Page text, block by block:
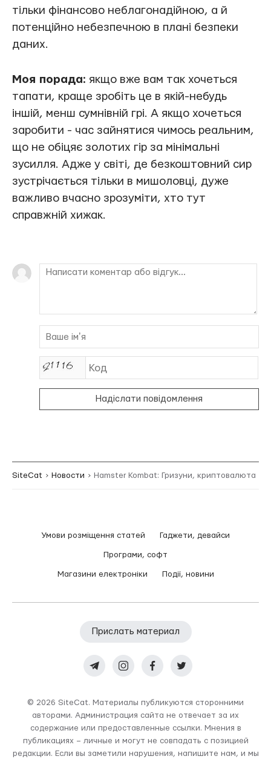
тільки фінансово неблагонадійною, а й
потенційно небезпечною в плані безпеки
даних.
Моя порада: якщо вже вам так хочеться
тапати, краще зробіть це в якій-небудь
іншій, менш сумнівній грі. А якщо хочеться
заробити - час зайнятися чимось реальним,
що не обіцяє золотих гір за мінімальні
зусилля. Адже у світі, де безкоштовний сир
зустрічається тільки в мишоловці, дуже
важливо вчасно зрозуміти, хто тут
справжній хижак.
Надіслати повідомлення
SiteCat Новости Hamster Kombat: Гризуни, криптовалюта
Умови розміщення статей Гаджети, девайси
Програми, софт
Магазини електроніки Події, новини
Прислать материал
© 2026 SiteCat. Материалы публикуются сторонними
авторами. Администрация сайта не отвечает за их
содержание или предоставленные ссылки. Мнения в
публикациях – личные и могут не совпадать с позицией
редакции. Если вы заметили нарушения, напишите нам, и мы